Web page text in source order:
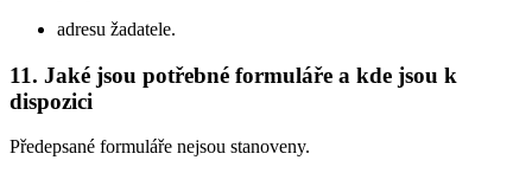
adresu žadatele.
11. Jaké jsou potřebné formuláře a kde jsou k
dispozici
Předepsané formuláře nejsou stanoveny.